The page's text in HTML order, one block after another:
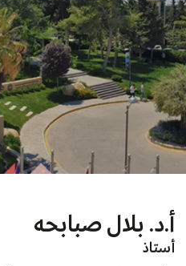
أ.د. بلال صبابحه
أستاذ